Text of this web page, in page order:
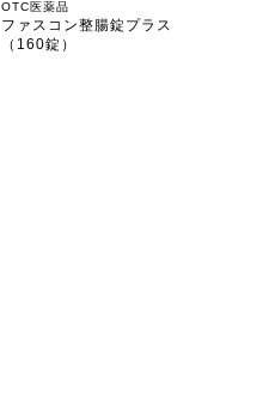
OTC医薬品
ファスコン整腸錠プラス
（160錠）